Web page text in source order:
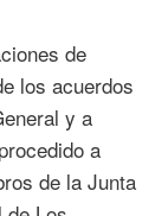
de
los acuerdos
y a
a
de la Junta